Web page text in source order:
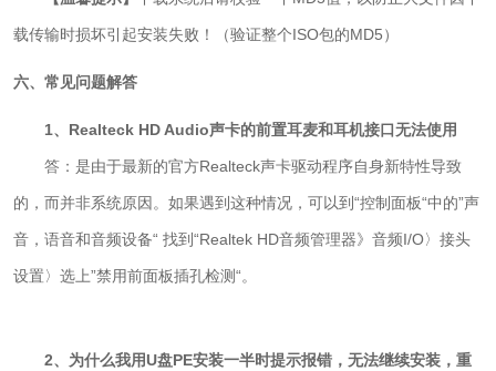
载传输时损坏引起安装失败！（验证整个ISO包的MD5）
六、常见问题解答
1、Realteck HD Audio声卡的前置耳麦和耳机接口无法使用
答：是由于最新的官方Realteck声卡驱动程序自身新特性导致
的，而并非系统原因。如果遇到这种情况，可以到“控制面板“中的”声
音，语音和音频设备“ 找到“Realtek HD音频管理器》音频I/O〉接头
设置〉选上”禁用前面板插孔检测“。
2、为什么我用U盘PE安装一半时提示报错，无法继续安装，重